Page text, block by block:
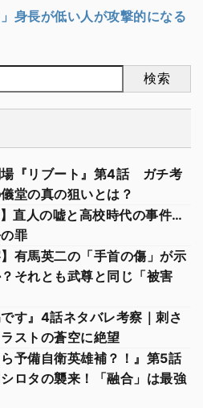
身長が低い人が攻撃的になる
検索
場『リブート』第4話 ガチ考
堂の真の狙いとは？
直人の嘘と高校時代の事件…
罪
有馬英二の「手首の傷」が示
それとも武尊と同じ「被害
す』4話ネタバレ考察｜刺さ
ストの蒼空に絶望
予備自衛英雄補？！』第5話
ロタの襲来！「融合」は最強